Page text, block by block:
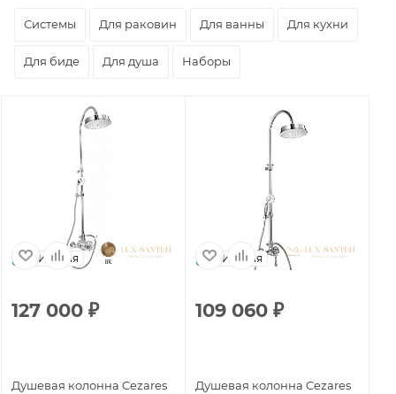
Системы Для раковин Для ванны Для кухни
Для биде Для душа Наборы
Италия
127 000 ₽
Душевая колонна Cezares
Италия
109 060 ₽
Душевая колонна Cezares